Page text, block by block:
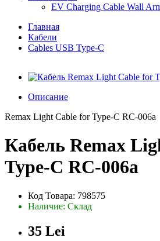
EV Charging Cable Wall
Главная
Кабели
Cables USB Type-C
Описание
Remax Light Cable for Type-C RC-006a
Кабель Remax
Type-C RC-006a
Код Товара: 798575
Наличие: Склад
35 Lei